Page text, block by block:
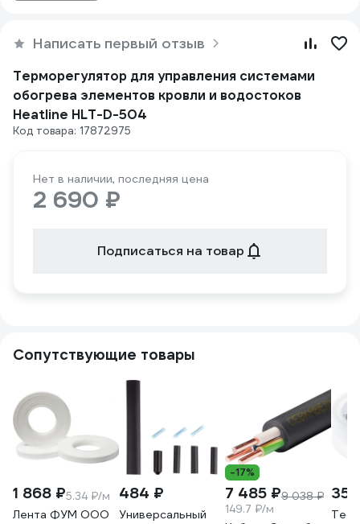
Написать первый отзыв
Терморегулятор для управления системами
обогрева элементов кровли и водостоков
Heatline HLT-D-504
Код товара: 17872975
Нет в наличии, последняя цена
2 690 ₽
Подписаться на товар
Сопутствующие товары
1 868 ₽5.34 ₽/м
Лента ФУМ ООО
484 ₽
Универсальный
-17%
7 485 ₽9 038 ₽
149.7 ₽/м
35